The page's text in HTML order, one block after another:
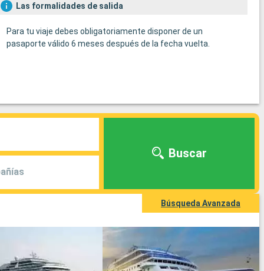
Las formalidades de salida
Para tu viaje debes obligatoriamente disponer de un
pasaporte válido 6 meses después de la fecha vuelta.
Buscar
Búsqueda Avanzada